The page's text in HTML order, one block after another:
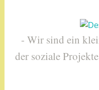
Wir sind ein
der soziale